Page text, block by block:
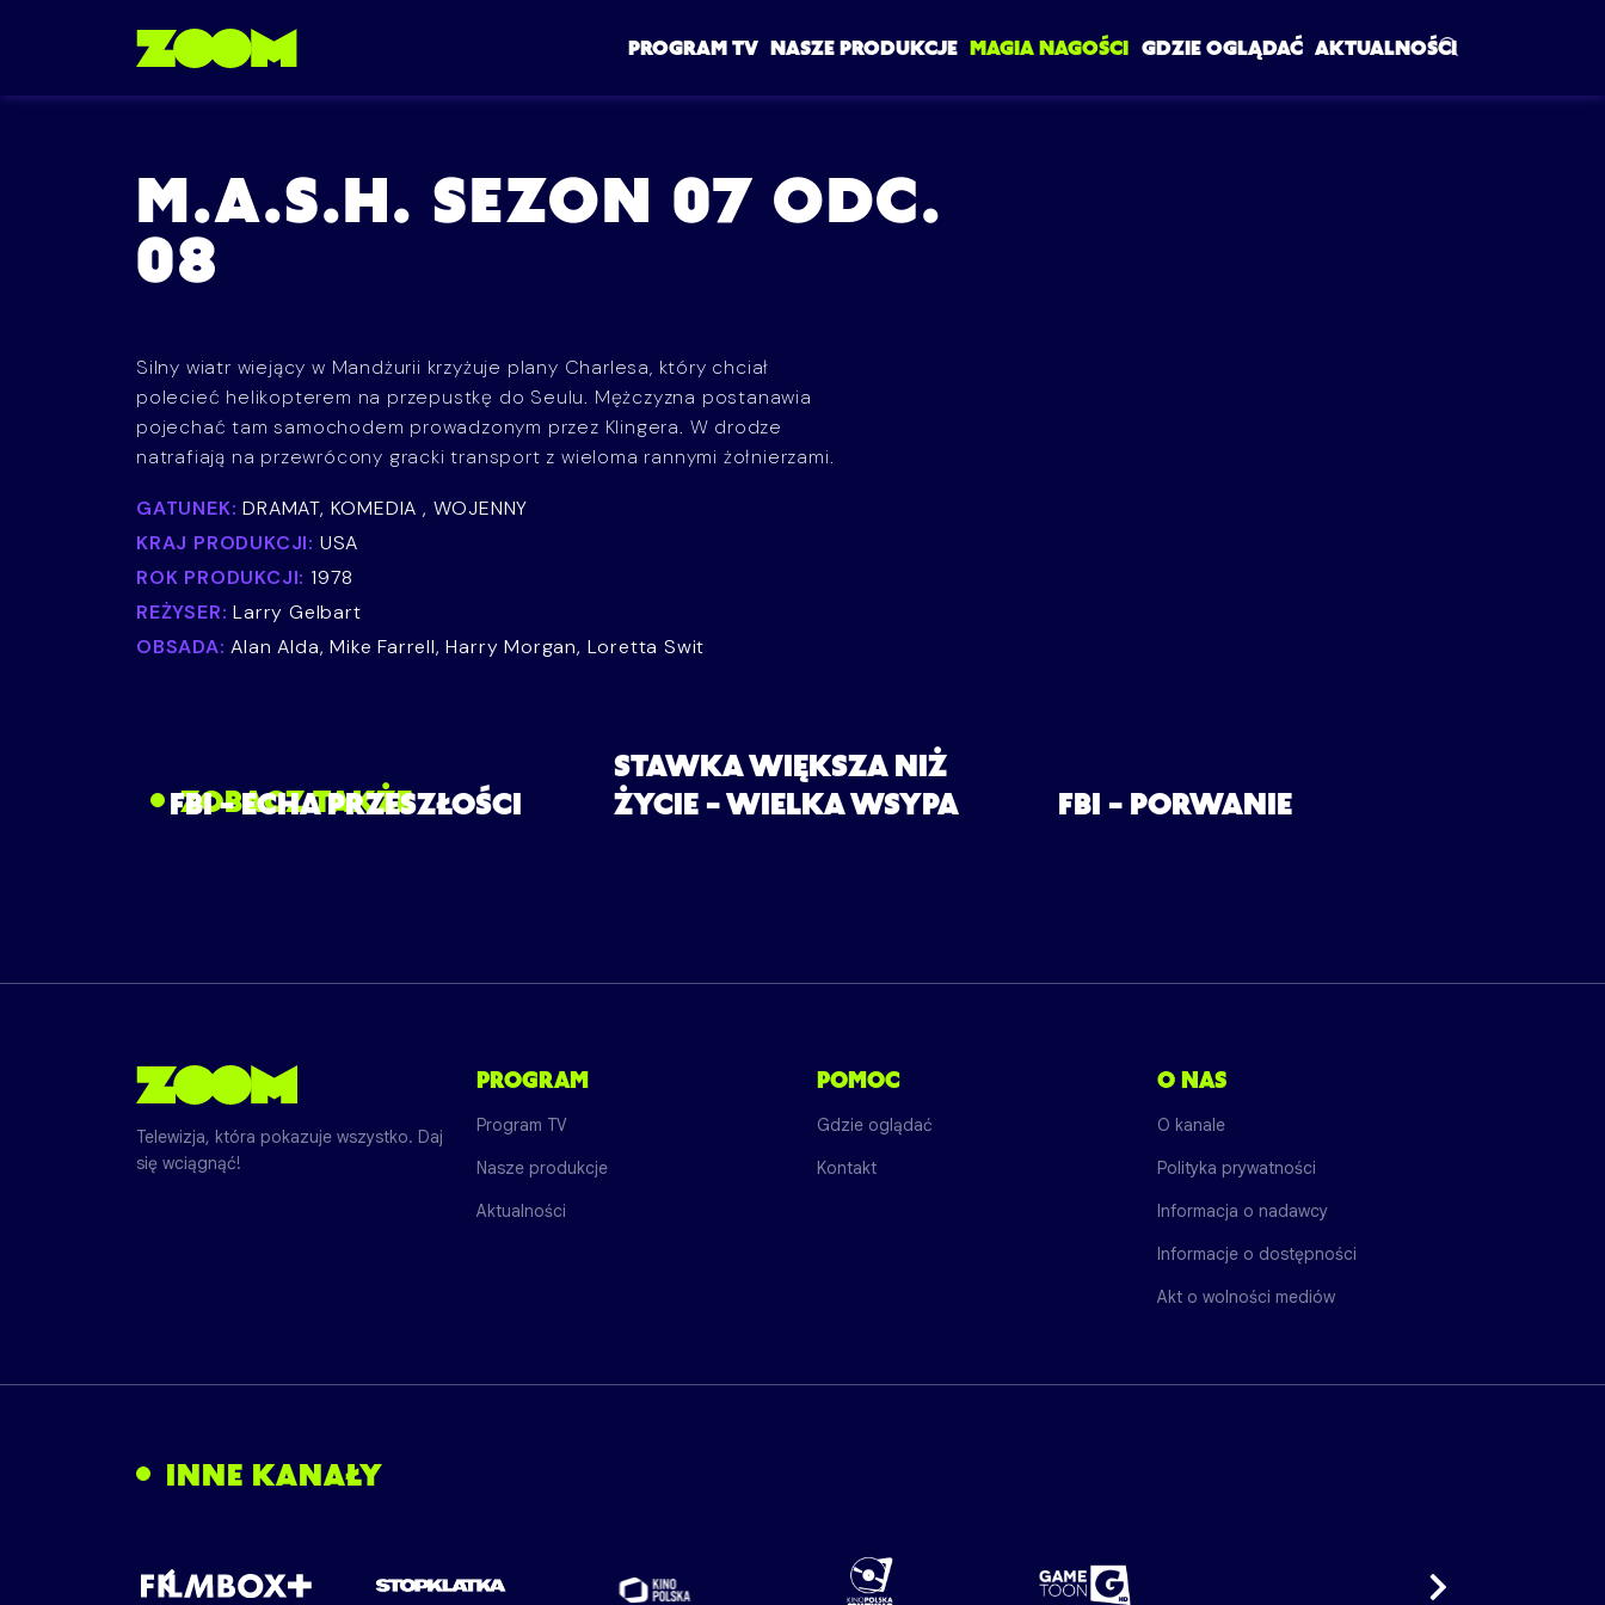
PROGRAM TV NASZE PRODUKCJE MAGIA NAGOŚCI GDZIE OGLĄDAĆ AKTUALNOŚCI
M.A.S.H. SEZON 07 ODC.
08
Silny wiatr wiejący w Mandżurii krzyżuje plany Charlesa, który chciał
polecieć helikopterem na przepustkę do Seulu. Mężczyzna postanawia
pojechać tam samochodem prowadzonym przez Klingera. W drodze
natrafiają na przewrócony gracki transport z wieloma rannymi żołnierzami.
GATUNEK: DRAMAT, KOMEDIA , WOJENNY
KRAJ PRODUKCJI: USA
ROK PRODUKCJI: 1978
REŻYSER: Larry Gelbart
OBSADA: Alan Alda, Mike Farrell, Harry Morgan, Loretta Swit
ZOBACZ TAKŻE
FBI – ECHA PRZESZŁOŚCI
STAWKA WIĘKSZA NIŻ
ŻYCIE – WIELKA WSYPA
FBI – PORWANIE
Telewizja, która pokazuje wszystko. Daj
się wciągnąć!
PROGRAM
Program TV
Nasze produkcje
Aktualności
POMOC
Gdzie oglądać
Kontakt
O NAS
O kanale
Polityka prywatności
Informacja o nadawcy
Informacje o dostępności
Akt o wolności mediów
INNE KANAŁY